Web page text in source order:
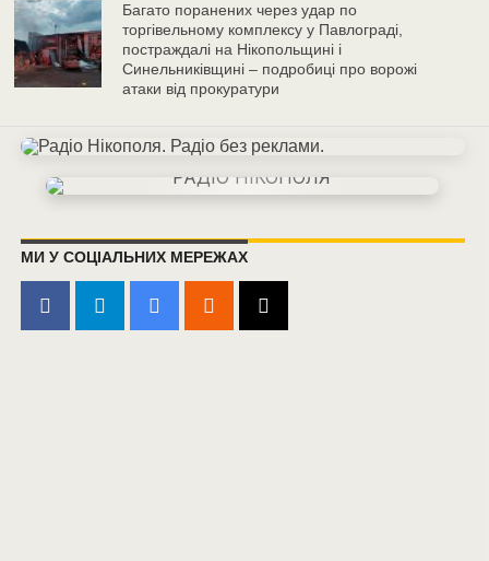
Багато поранених через удар по
торгівельному комплексу у Павлограді,
постраждалі на Нікопольщині і
Синельниківщині – подробиці про ворожі
атаки від прокуратури
МИ У СОЦІАЛЬНИХ МЕРЕЖАХ